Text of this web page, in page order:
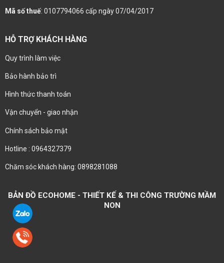
Mã số thuế: 0107794066 cấp ngày 07/04/2017
HỖ TRỢ KHÁCH HÀNG
Quy trình làm việc
Bảo hành bảo trì
Hình thức thanh toán
Vận chuyển - giao nhận
Chính sách bảo mật
Hotline : 0964327379
Chăm sóc khách hàng: 0898281088
BẢN ĐỒ ECOHOME - THIẾT KẾ & THI CÔNG TRƯỜNG MẦM
NON